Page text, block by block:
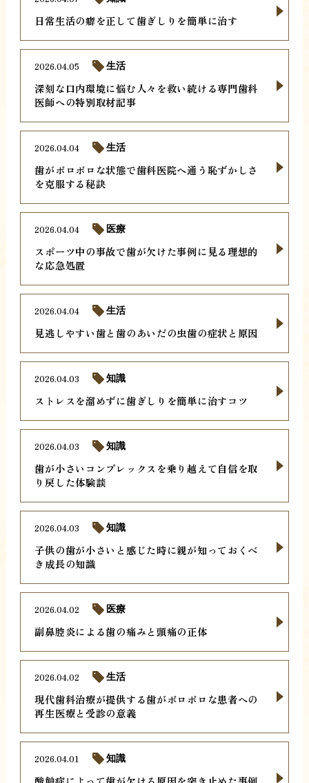
日常生活の癖を正して歯ぎしりを簡単に治す
深刻な口内環境に悩む人々を救い続ける専門歯科
医師への特別取材記事
2026.04.05 生活
歯がボロボロな状態で歯科医院へ通う恥ずかしさ
を克服する秘訣
2026.04.04 生活
スポーツ中の事故で歯が欠けた事例に見る理想的
な応急処置
2026.04.04 医療
見逃しやすい歯と歯のあいだの虫歯の症状と原因
2026.04.04 生活
ストレスを溜めずに歯ぎしりを簡単に治すコツ
2026.04.03 知識
歯が小さいコンプレックスを乗り越えて自信を取
り戻した体験談
2026.04.03 知識
子供の歯が小さいと感じた時に親が知っておくべ
き成長の知識
2026.04.03 知識
副鼻腔炎による歯の痛みと頭痛の正体
2026.04.02 医療
現代歯科治療が提供する歯がボロボロな患者への
再生医療と受診の意義
2026.04.02 生活
2026.04.01 知識